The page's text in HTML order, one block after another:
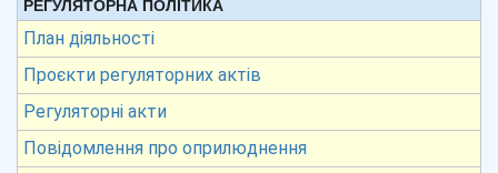
РЕГУЛЯТОРНА ПОЛІТИКА
План діяльності
Проєкти регуляторних актів
Регуляторні акти
Повідомлення про оприлюднення